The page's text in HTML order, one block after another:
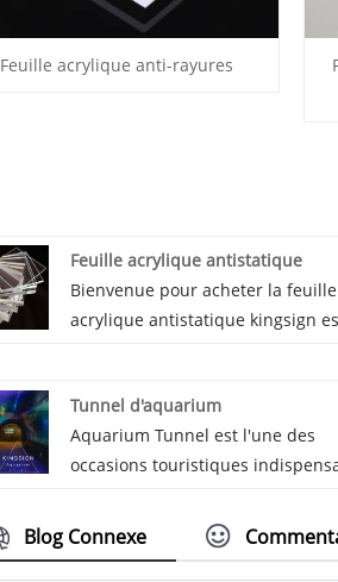
Feuille acrylique anti-rayures
Feuille acrylique antistatique
Bienvenue pour acheter la feuille
acrylique antistatique kingsign
les semi-conducteurs. La feuille
acrylique antistatique a une
de surface de 106 à 108 ™ et une
ignifuge et une bonne
la lumière.
Tunnel d'aquarium
Aquarium Tunnel est l'une des
occasions touristiques
unique et de sa transparence très
élevée, il peut donner aux gens
Blog Connexe